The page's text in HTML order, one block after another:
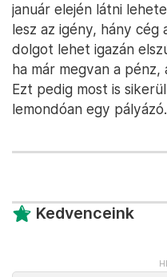
január elején látni
lesz az igény, hány cég
dolgot lehet igazán
ha már megvan a
Ezt pedig most is
lemondóan egy pályázó.
Kedvenceink